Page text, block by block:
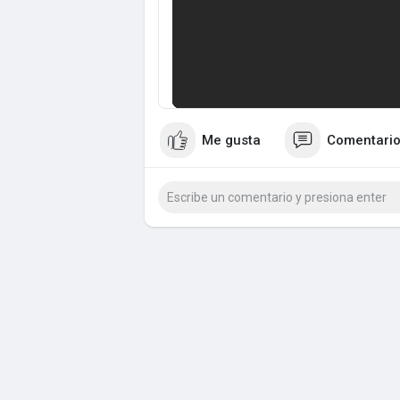
Me gusta Comentario